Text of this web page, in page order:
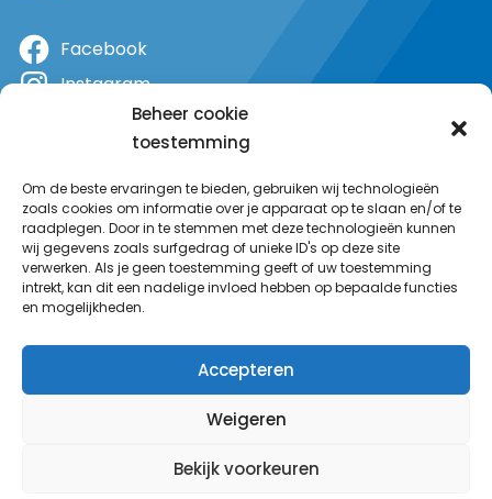
Beheer cookie
toestemming
Om de beste ervaringen te bieden, gebruiken wij technologieën
zoals cookies om informatie over je apparaat op te slaan en/of te
raadplegen. Door in te stemmen met deze technologieën kunnen
wij gegevens zoals surfgedrag of unieke ID's op deze site
verwerken. Als je geen toestemming geeft of uw toestemming
intrekt, kan dit een nadelige invloed hebben op bepaalde functies
en mogelijkheden.
Accepteren
Weigeren
Bekijk voorkeuren
Facebook
Instagram
YouTube